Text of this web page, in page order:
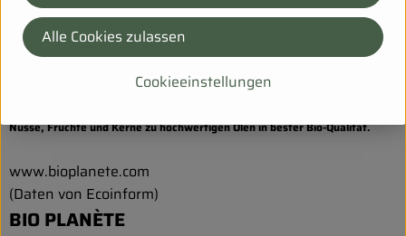
Ölmühle Moog GmbH
D 01623 Lommatzsch
Wir sind die erste Bio-Ölmühle Europas. Seit 1984 verarbeiten wir Saaten,
Nüsse, Früchte und Kerne zu hochwertigen Ölen in bester Bio-Qualität.
www.bioplanete.com
(Daten von Ecoinform)
BIO PLANÈTE
Cookieeinstellungen
Alle Cookies zulassen